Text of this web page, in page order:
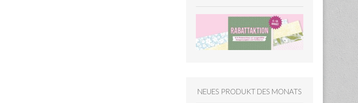
NEUES PRODUKT DES MONATS